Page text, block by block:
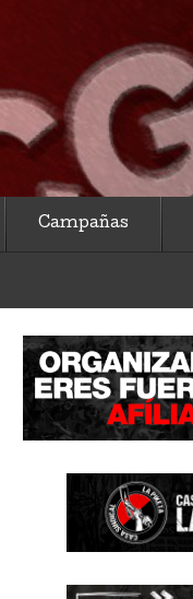
Campañas